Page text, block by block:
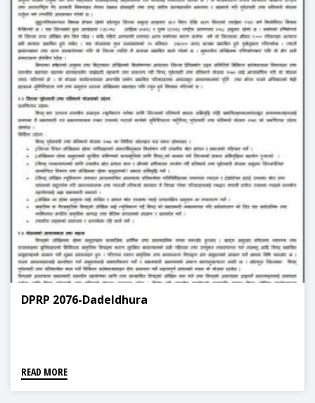
DPRP 2076-Dadeldhura
READ MORE